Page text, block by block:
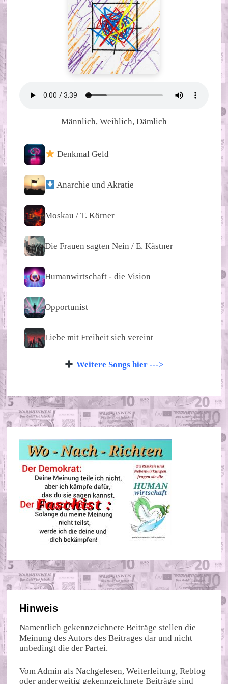
Männlich, Weiblich, Dämlich
Denkmal Geld
Anarchie und Akratie
Moskau / T. Körner
Die Frauen sagten Nein / E. Kästner
Humanwirtschaft - die Vision
Opportunist
Liebe mit Freiheit sich vereint
Weitere Songs hier --->
Hinweis
Namentlich gekennzeichnete Beiträge stellen die
Meinung des Autors des Beitrages dar und nicht
unbedingt die der Partei.
Vom Admin als Nachgelesen, Weiterleitung, Reblog
oder anderweitig gekennzeichnete Beiträge sind